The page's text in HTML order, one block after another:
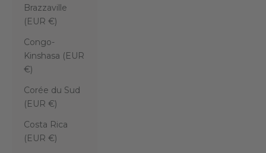
Brazzaville
(EUR €)
Congo-
Kinshasa (EUR
€)
Corée du Sud
(EUR €)
Costa Rica
(EUR €)